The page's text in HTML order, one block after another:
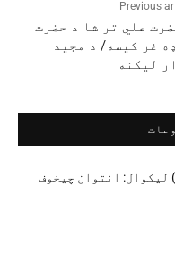
Previous
علي تر شا د حضرت
غر کیسه/ د مجید
لیکنه
لیکوال: انتوان چیخوف